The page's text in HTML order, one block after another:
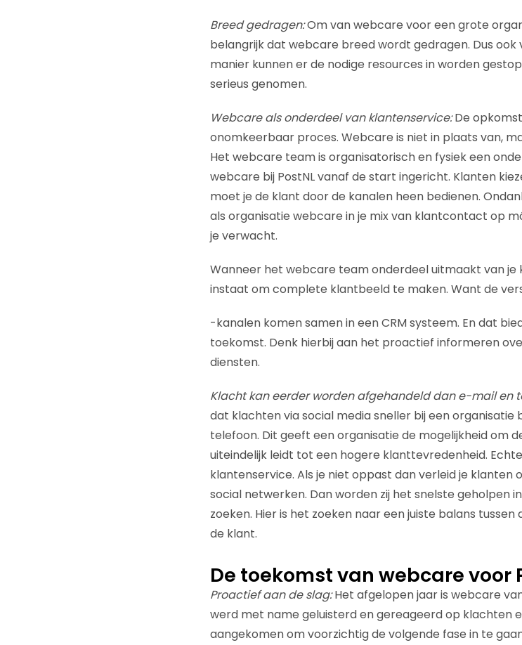
Breed gedragen:Om van webcare voor een grote
belangrijk dat webcare breed wordt gedragen. Dus
manier kunnen er de nodige resources in worden
serieus genomen.
Webcare als onderdeel van klantenservice:De
onomkeerbaar proces. Webcare is niet in plaats van,
Het webcare team is organisatorisch en fysiek een
webcare bij PostNL vanaf de start ingericht. Klanten
moet je de klant door de kanalen heen bedienen.
als organisatie webcare in je mix van klantcontact op
je verwacht.
Wanneer het webcare team onderdeel uitmaakt van
instaat om complete klantbeeld te maken. Want de
-kanalen komen samen in een CRM systeem. En dat
toekomst. Denk hierbij aan het proactief informeren
diensten.
Klacht kan eerder worden afgehandeld dan e-mail en
dat klachten via social media sneller bij een organisatie
telefoon. Dit geeft een organisatie de mogelijkheid om
uiteindelijk leidt tot een hogere klanttevredenheid.
klantenservice. Als je niet oppast dan verleid je klanten
social netwerken. Dan worden zij het snelste geholpen
zoeken. Hier is het zoeken naar een juiste balans
de klant.
De toekomst van webcare voor
Proactief aan de slag:Het afgelopen jaar is webcare
werd met name geluisterd en gereageerd op klachten
aangekomen om voorzichtig de volgende fase in te